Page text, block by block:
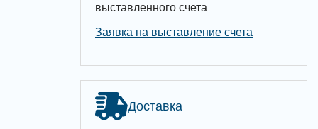
выставленного счета
Заявка на выставление счета
Доставка